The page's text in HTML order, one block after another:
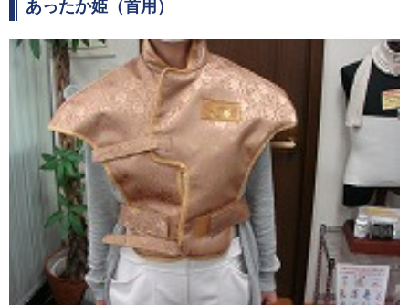
あったか姫（⾸⽤）